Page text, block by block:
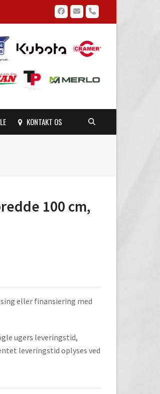
Facebook
EmailPhone
KONTAKT OS
100 cm,
eller finansiering med
ugers leveringstid,
leveringstid oplyses ved